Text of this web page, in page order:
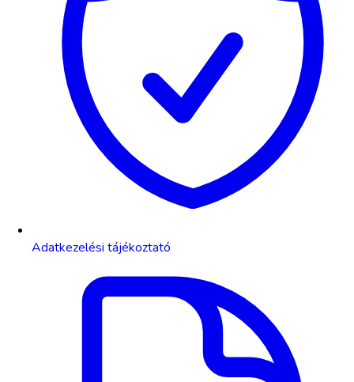
Adatkezelési tájékoztató